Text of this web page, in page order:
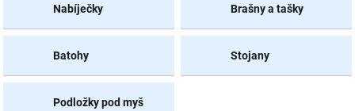
ZBOŽÍNabíječky Brašny a tašky
Batohy Stojany
Podložky pod myš